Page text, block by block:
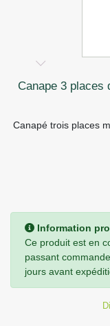
canape 3 places dakota tissu bleu petrole 210 x 97 x
Canapé trois places
Information
Ce produit est en
passant
jours avant